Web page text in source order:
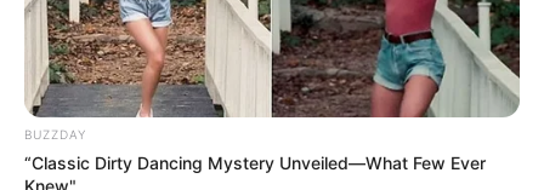
BUZZDAY
“Classic Dirty Dancing Mystery Unveiled—What Few Ever